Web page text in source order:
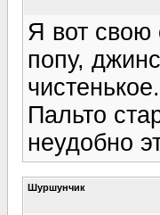
Я вот свою
попу,
чистенькое.
Пальто
неудобно
Шуршунчик